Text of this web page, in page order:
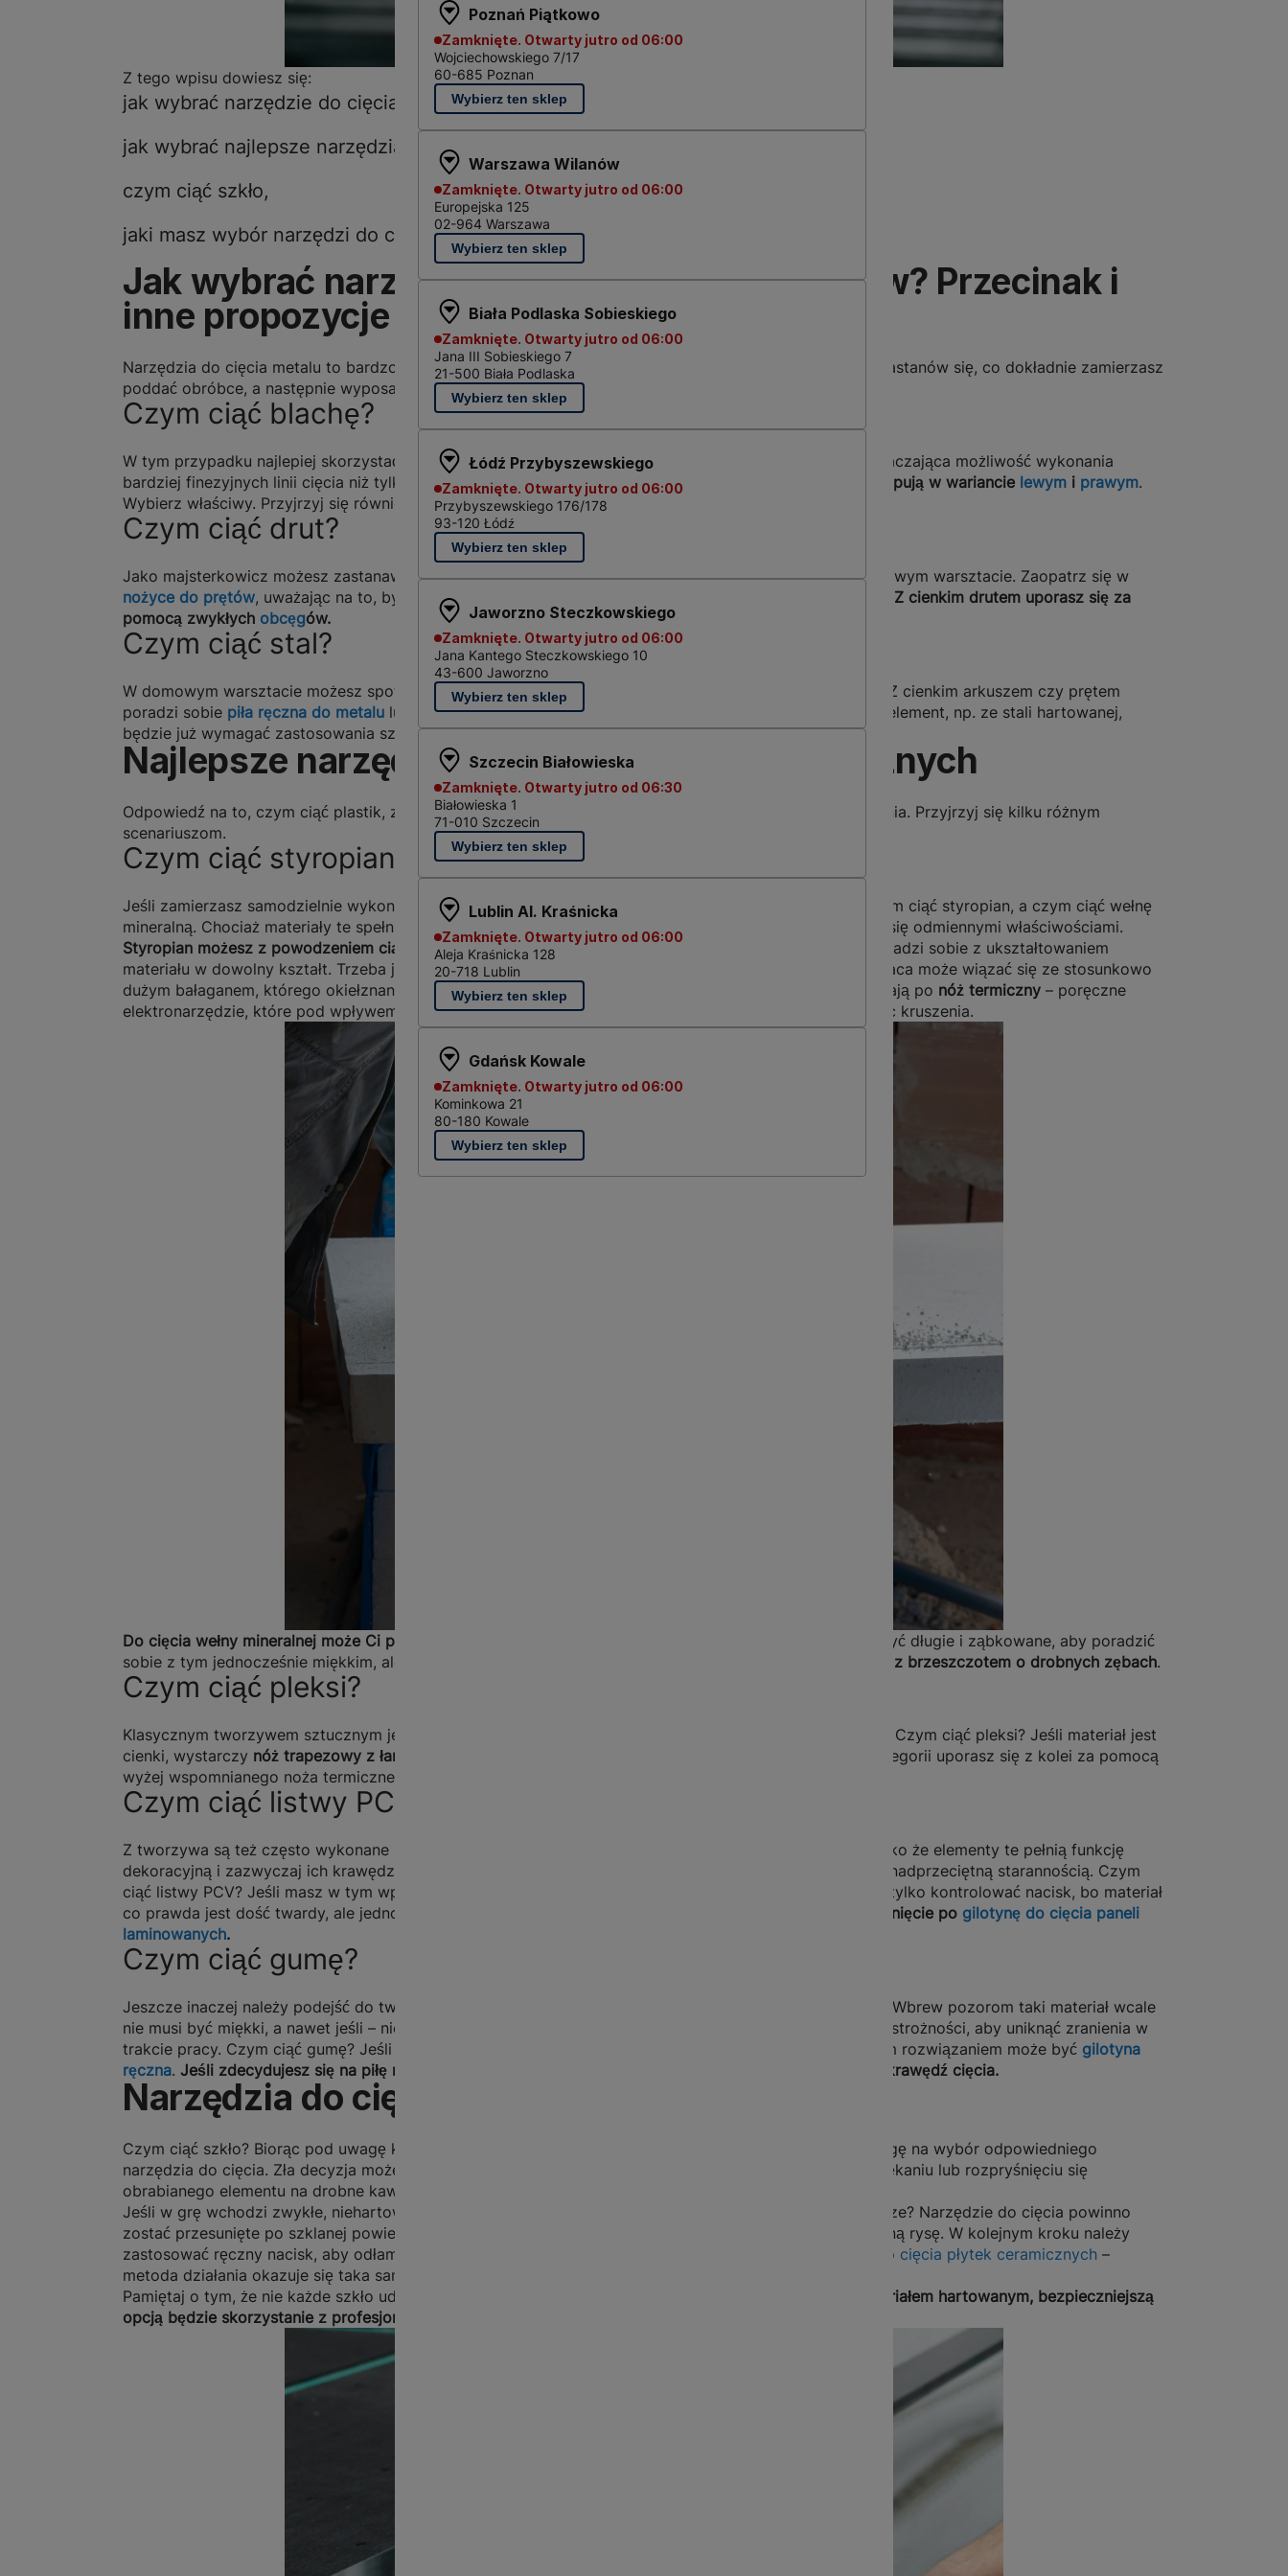
Z tego wpisu dowiesz się:
jak wybrać narzędzie do cięcia blachy i prętów,
jak wybrać najlepsze narzędzia do cięcia tworzyw sztucznych,
czym ciąć szkło,
jaki masz wybór narzędzi do cięcia płyt GK.
Jak wybrać narzędzie do cięcia blachy i prętów? Przecinak i
inne propozycje
Narzędzia do cięcia metalu to bardzo szeroka kategoria – podobnie jaka cała grupa takich materiałów. Zastanów się, co dokładnie zamierzasz
poddać obróbce, a następnie wyposaż swój warsztat w odpowiednie elementy.
Czym ciąć blachę?
W tym przypadku najlepiej skorzystać z nożyc do blachy, które zapewnią i wygodę pracy, i precyzję oznaczająca możliwość wykonania
bardziej finezyjnych linii cięcia niż tylko linia prosta. Zwróć uwagę, że tenarzędzia do cięcia blachy występują w wariancie lewym i prawym.
Wybierz właściwy. Przyjrzyj się również
zaginarce do blachy, która także może okazać się przydatna.
Czym ciąć drut?
Jako majsterkowicz możesz zastanawiać się nad tym, jakie narzędzie do cięcia drutu warto mieć w domowym warsztacie. Zaopatrz się w
nożyce do prętów, uważając na to, by średnica głowicy narzędzia odpowiadała temu, co chcesz obrobić. Z cienkim drutem uporasz się za
pomocą zwykłych obcęgów.
Czym ciąć stal?
W domowym warsztacie możesz spotkać się także z trudniejszym zadaniem, czyli stalą. Czym ciąć stal? Z cienkim arkuszem czy prętem
poradzi sobie piła ręczna do metalu lub wyżej wspomniane akcesoria do obróbki blachy. Twardy i gruby element, np. ze stali hartowanej,
będzie już wymagać zastosowania szlifierki kątowej z diamentową tarczą.
Najlepsze narzędzia do cięcia tworzyw sztucznych
Odpowiedź na to, czym ciąć plastik, zależy od rodzaju konkretnego tworzywa, z którym masz do czynienia. Przyjrzyj się kilku różnym
scenariuszom.
Czym ciąć styropian i wełnę mineralną?
Jeśli zamierzasz samodzielnie wykonać prace związane z ociepleniem domu, zwróć też uwagę na to, czym ciąć styropian, a czym ciąć wełnę
mineralną. Chociaż materiały te spełniają podobną funkcję w systemie ociepleniowym, to jednak cechują się odmiennymi właściwościami.
Styropian możesz z powodzeniem ciąć klasycznym nożem wyposażonym w ząbkowane ostrze
, które poradzi sobie z ukształtowaniem
materiału w dowolny kształt. Trzeba jednak liczyć się z tym, że w przypadku tego narzędzia ręcznego praca może wiązać się ze stosunkowo
dużym bałaganem, którego okiełznanie nie będzie proste. Z tego powodu profesjonaliści najczęściej sięgają po nóż termiczny – poręczne
elektronarzędzie, które pod wpływem wysokiej temperatury topi materiał w miejscu cięcia, nie powodując kruszenia.
Do cięcia wełny mineralnej może Ci posłużyć Ci
Ostrze powinno być długie i ząbkowane, aby poradzić
sobie z tym jednocześnie miękkim, ale stawiającym opór materiałem. Możesz również wybrać
piłą ręczną z brzeszczotem o drobnych zębach.
Czym ciąć pleksi?
Klasycznym tworzywem sztucznym jest także pleksi, występujące również pod nazwą szkło syntetyczne. Czym ciąć pleksi? Jeśli materiał jest
cienki, wystarczy nóż trapezowy z łamanym ostrzem lub nóż do szkła
. Z twardszym tworzywem z tej kategorii uporasz się z kolei za pomocą
wyżej wspomnianego noża termicznego.
Czym ciąć listwy PCV?
Z tworzywa są też często wykonane listwy przypodłogowe do paneli czy dekoracyjne lamele ścienne. Jako że elementy te pełnią funkcję
dekoracyjną i zazwyczaj ich krawędzie są doskonale widoczne. Praca musi zatem zostać wykonana z ponadprzeciętną starannością. Czym
ciąć listwy PCV? Jeśli masz w tym wprawę, możesz skorzystać z noża z trapezowym ostrzem. Staraj się tylko kontrolować nacisk, bo materiał
co prawda jest dość twardy, ale jednocześnie podatny na pękanie.
Większą precyzję zapewni jednak sięgnięcie po gilotynę do cięcia paneli
laminowanych.
Czym ciąć gumę?
Jeszcze inaczej należy podejść do tworzywa sztucznego o wysokim stopniu elastyczności, np. do gumy. Wbrew pozorom taki materiał wcale
nie musi być miękki, a nawet jeśli – nie zawsze jest to zaletą. Wymaga bowiem zachowania szczególnej ostrożności, aby uniknąć zranienia w
trakcie pracy. Czym ciąć gumę? Jeśli zależy Ci na zastosowaniu narzędzia ręcznego, najbezpieczniejszym rozwiązaniem może być gilotyna
ręczna. Jeśli zdecydujesz się na piłę ręczną, postaw na taką o drobnych ząbkach, która zapewni gładką krawędź cięcia.
Narzędzia do cięcia szkła – przegląd
Czym ciąć szkło? Biorąc pod uwagę kruchość i łamliwość tego materiału, należy zwrócić szczególną uwagę na wybór odpowiedniego
narzędzia do cięcia. Zła decyzja może przesądzić nie tylko o nieestetycznym rezultacie, ale wręcz o popękaniu lub rozpryśnięciu się
obrabianego elementu na drobne kawałki.
Jeśli w grę wchodzi zwykłe, niehartowane szkło, możesz wypróbować
. Jak działa takie ostrze? Narzędzie do cięcia powinno
zostać przesunięte po szklanej powierzchni płynnym ruchem w taki sposób, by pozostawić na nim wyraźną rysę. W kolejnym kroku należy
zastosować ręczny nacisk, aby odłamać niepotrzebną część tafli. Ten sam nóż może też posłużyć m.in. do cięcia płytek ceramicznych –
metoda działania okazuje się taka sama.
Pamiętaj o tym, że nie każde szkło uda się przeciąć
Jeśli masz do czynienia z materiałem hartowanym, bezpieczniejszą
opcją będzie skorzystanie z profesjonalnej usługi cięcia, np. laserem lub wodą.
Poznań Piątkowo
Zamknięte. Otwarty jutro od 06:00
Wojciechowskiego 7/17
60-685 Poznan
Warszawa Wilanów
Zamknięte. Otwarty jutro od 06:00
Europejska 125
02-964 Warszawa
Biała Podlaska Sobieskiego
Zamknięte. Otwarty jutro od 06:00
Jana III Sobieskiego 7
21-500 Biała Podlaska
Łódź Przybyszewskiego
Zamknięte. Otwarty jutro od 06:00
Przybyszewskiego 176/178
93-120 Łódź
Jaworzno Steczkowskiego
Zamknięte. Otwarty jutro od 06:00
Jana Kantego Steczkowskiego 10
43-600 Jaworzno
Szczecin Białowieska
Zamknięte. Otwarty jutro od 06:30
Białowieska 1
71-010 Szczecin
Lublin Al. Kraśnicka
Zamknięte. Otwarty jutro od 06:00
Aleja Kraśnicka 128
20-718 Lublin
Gdańsk Kowale
Zamknięte. Otwarty jutro od 06:00
Kominkowa 21
80-180 Kowale